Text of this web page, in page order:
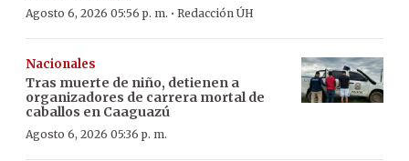
Agosto 6, 2026 05:56 p. m. · Redacción ÚH
Nacionales
Tras muerte de niño, detienen a
organizadores de carrera mortal de
caballos en Caaguazú
Agosto 6, 2026 05:36 p. m.